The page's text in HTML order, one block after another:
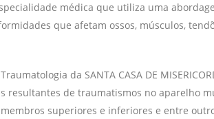
médica que utiliza uma
que afetam ossos, músculos,
da SANTA CASA DE
resultantes de traumatismos no aparelho
superiores e inferiores e entre